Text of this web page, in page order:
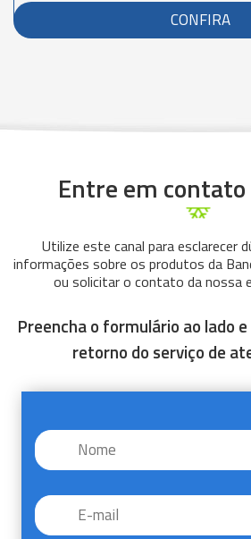
CONFIRA
Entre em contato
Utilize este canal para esclarecer
informações sobre os produtos da
ou solicitar o contato da nossa
Preencha o formulário ao lado
retorno do serviço de
Nome *
E-
mail